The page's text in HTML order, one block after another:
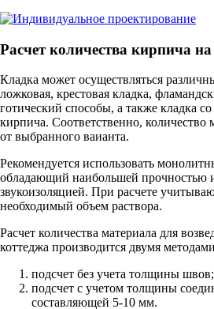
Расчет количества кирпича
Кладка может осуществляться
ложковая, крестовая кладка,
готический способы, а также кладка
кирпича. Соответственно, количество
от выбранного ваианта.
Рекомендуется использовать
обладающий наибольшей прочностью
звукоизоляцией. При расчете
необходимый объем раствора.
Расчет количества материала для
коттеджа производится двумя
подсчет без учета толщины швов;
подсчет с учетом толщины
составляющей 5-10 мм.